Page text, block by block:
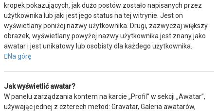
kropek pokazujących, jak dużo postów zostało napisanych przez
użytkownika lub jaki jest jego status na tej witrynie. Jest on
wyświetlany poniżej nazwy użytkownika. Drugi, zazwyczaj większy
obrazek, wyświetlany powyżej nazwy użytkownika jest znany jako
awatar i jest unikatowy lub osobisty dla każdego użytkownika.
Na górę
Jak wyświetlić awatar?
W panelu zarządzania kontem na karcie „Profil” w sekcji „Awatar”,
używając jednej z czterech metod: Gravatar, Galeria awatarów,